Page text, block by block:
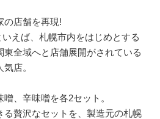
の店舗を再現!
えば、札幌市内をはじめとする
全域へと店舗展開がされている
店。
、辛味噌を各2セット。
る贅沢なセットを、製造元の札幌